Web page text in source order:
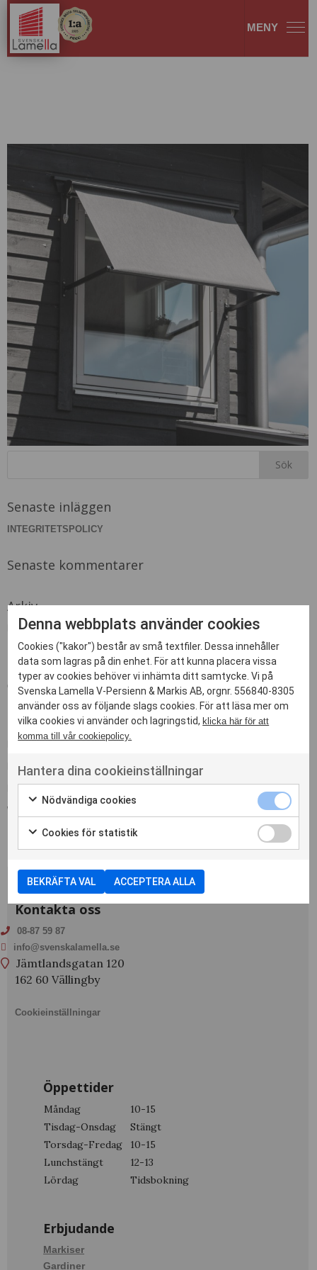
Senaste inläggen
INTEGRITETSPOLICY
Senaste kommentarer
Arkiv
MARS 2018
Kategorier
OKATEGORISERADE
Meta
LOGGA IN
FLÖDE FÖR INLÄGG
FLÖDE FÖR KOMMENTARER
WORDPRESS.ORG
Kontakta oss
08-87 59 87
info@svenskalamella.se
Jämtlandsgatan 120
162 60 Vällingby
Cookieinställningar
Öppettider
Måndag
10-15
Tisdag-Onsdag
Stängt
Torsdag-Fredag
10-15
Lunchstängt
12-13
Lördag
Tidsbokning
Erbjudande
Markiser
Gardiner
Denna webbplats använder cookies
Cookies ("kakor") består av små textfiler. Dessa innehåller
data som lagras på din enhet. För att kunna placera vissa
typer av cookies behöver vi inhämta ditt samtycke. Vi på
Svenska Lamella V-Persienn & Markis AB, orgnr. 556840-8305
använder oss av följande slags cookies. För att läsa mer om
vilka cookies vi använder och lagringstid,klicka här för att
komma till vår cookiepolicy.
Hantera dina cookieinställningar
Nödvändiga cookies
Cookies för statistik
BEKRÄFTA VAL ACCEPTERA ALLA